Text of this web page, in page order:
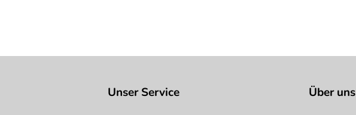
Unser Service Über uns